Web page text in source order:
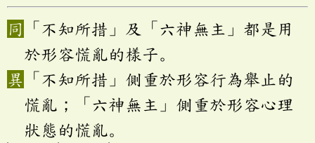
「不知所措」及「六神無主」都是用
於形容慌亂的樣子。
「不知所措」側重於形容行為舉止的
慌亂；「六神無主」側重於形容心理
狀態的慌亂。